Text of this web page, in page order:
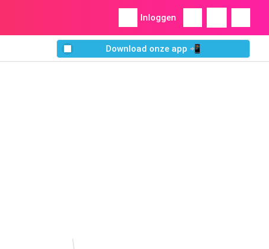
Inloggen
Download onze app 📲